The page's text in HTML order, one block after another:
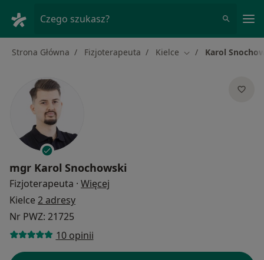
Czego szukasz?
Strona Główna Fizjoterapeuta Kielce Zmień miasto
Karol
mgr Karol Snochowski
Fizjoterapeuta · Więcej
Kielce 2 adresy
Nr PWZ: 21725
10 opinii